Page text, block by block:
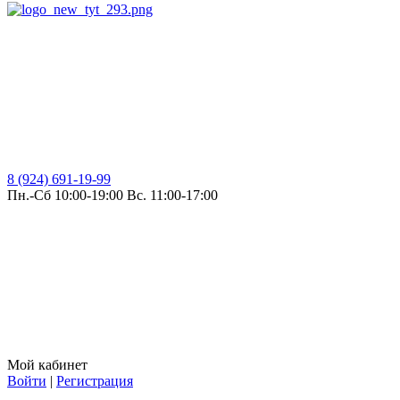
8 (924) 691-19-99
Пн.-Сб 10:00-19:00 Вс. 11:00-17:00
Мой кабинет
Войти | Регистрация